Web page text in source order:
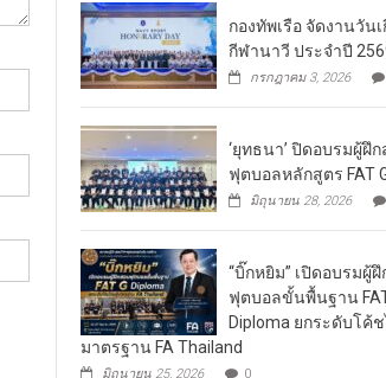
กองทัพเรือ จัดงานวัน
กีฬานาวี ประจำปี
กรกฎาคม 3, 2026
‘ยุทธนา’ ปิดอบรมผู้ฝึ
ฟุตบอลหลักสูตร FAT
มิถุนายน 28, 2026
“บิ๊กหยิม” เปิดอบรมผู้
ฟุตบอลขั้นพื้นฐาน
Diploma ยกระดับโค้
มาตรฐาน FA Thailand
มิถุนายน 25, 2026 0